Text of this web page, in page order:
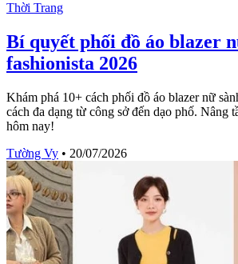
Thời Trang
Bí quyết phối đồ áo blazer
fashionista 2026
Khám phá 10+ cách phối đồ áo blazer nữ
cách đa dạng từ công sở đến dạo phố. Nâng
hôm nay!
Tường Vy • 20/07/2026